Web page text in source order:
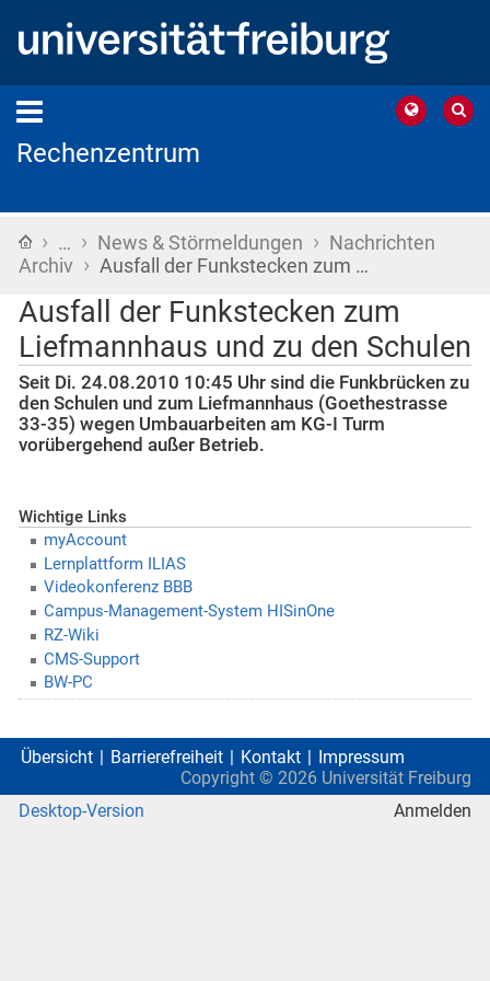
Rechenzentrum
Startseite
› … › News & Störmeldungen › Nachrichten
Archiv › Ausfall der Funkstecken zum …
Ausfall der Funkstecken zum
Liefmannhaus und zu den Schulen
Seit Di. 24.08.2010 10:45 Uhr sind die Funkbrücken zu
den Schulen und zum Liefmannhaus (Goethestrasse
33-35) wegen Umbauarbeiten am KG-I Turm
vorübergehend außer Betrieb.
Wichtige Links
myAccount
Lernplattform ILIAS
Videokonferenz BBB
Campus-Management-System HISinOne
RZ-Wiki
CMS-Support
BW-PC
Übersicht Barrierefreiheit Kontakt
Impressum
Copyright © 2026 Universität Freiburg
Desktop-Version
Anmelden